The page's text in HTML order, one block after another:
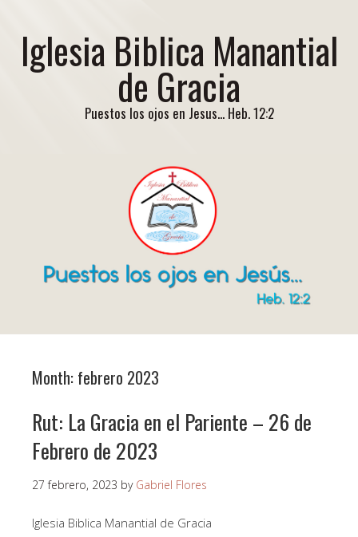
Iglesia Biblica Manantial
de Gracia
Puestos los ojos en Jesus... Heb. 12:2
Month: febrero 2023
Rut: La Gracia en el Pariente – 26 de
Febrero de 2023
27 febrero, 2023 by Gabriel Flores
Iglesia Biblica Manantial de Gracia